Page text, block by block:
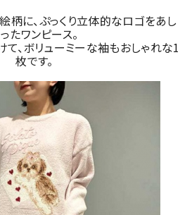
柄に、ぷっくり立体的なロゴをあし
たワンピース。
、ボリューミーな袖もおしゃれな1
枚です。